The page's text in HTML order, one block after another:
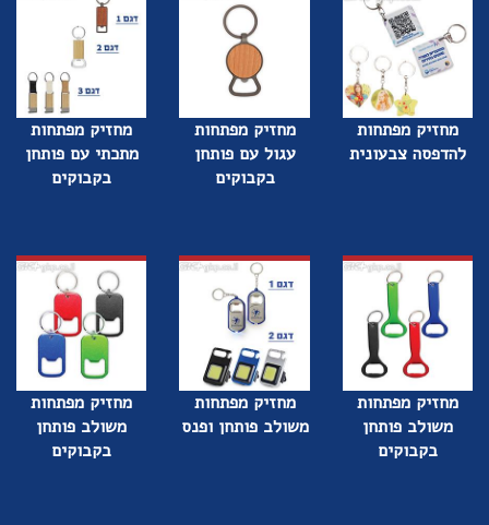
מחזיק מפתחות
להדפסה צבעונית
מחזיק מפתחות
עגול עם פותחן
בקבוקים
מחזיק מפתחות
מתכתי עם פותחן
בקבוקים
מחזיק מפתחות
משולב פותחן
בקבוקים
מחזיק מפתחות
משולב פותחן ופנס
מחזיק מפתחות
משולב פותחן
בקבוקים